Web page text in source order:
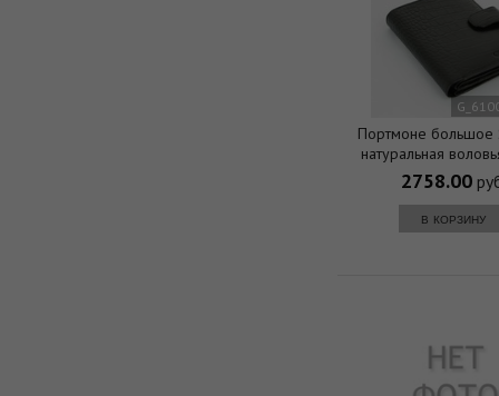
Портмоне большое
натуральная
черный, фактурная,
2758.00
в корзину